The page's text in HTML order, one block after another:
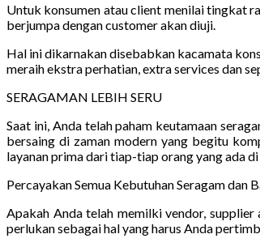
Untuk konsumen atau client menilai tingkat
berjumpa dengan customer akan diuji.
Hal ini dikarnakan disebabkan kacamata
meraih ekstra perhatian, extra services dan
SERAGAMAN LEBIH SERU
Saat ini, Anda telah paham keutamaan
bersaing di zaman modern yang begitu
layanan prima dari tiap-tiap orang yang ada
Percayakan Semua Kebutuhan Seragam dan
Apakah Anda telah memilki vendor,
perlukan sebagai hal yang harus Anda